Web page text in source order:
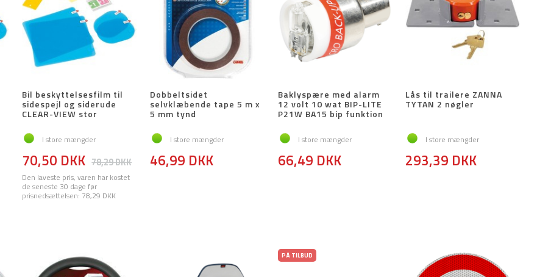
Bil beskyttelsesfilm til
sidespejl og siderude
CLEAR-VIEW stor
I store mængder
78,29 DKK
70,50 DKK
Den laveste pris, varen har kostet
de seneste 30 dage før
prisnedsættelsen: 78,29 DKK
Dobbeltsidet
selvklæbende tape 5 m x
5 mm tynd
I store mængder
46,99 DKK
Baklyspære med alarm
12 volt 10 wat BIP-LITE
P21W BA15 bip funktion
I store mængder
66,49 DKK
Lås til trailere ZANNA
TYTAN 2 nøgler
I store mængder
293,39 DKK
PÅ TILBUD